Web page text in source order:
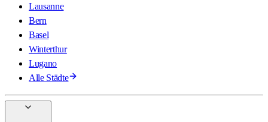
Lausanne
Bern
Basel
Winterthur
Lugano
Alle Städte